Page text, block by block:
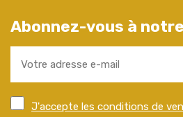
Abonnez-vous à
J'accepte les conditions de